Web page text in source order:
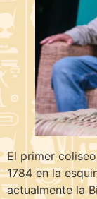
El primer
1784 en la
actualmente la